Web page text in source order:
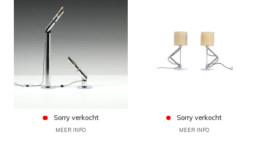
Sorry verkocht
MEER INFO
Sorry verkocht
MEER INFO